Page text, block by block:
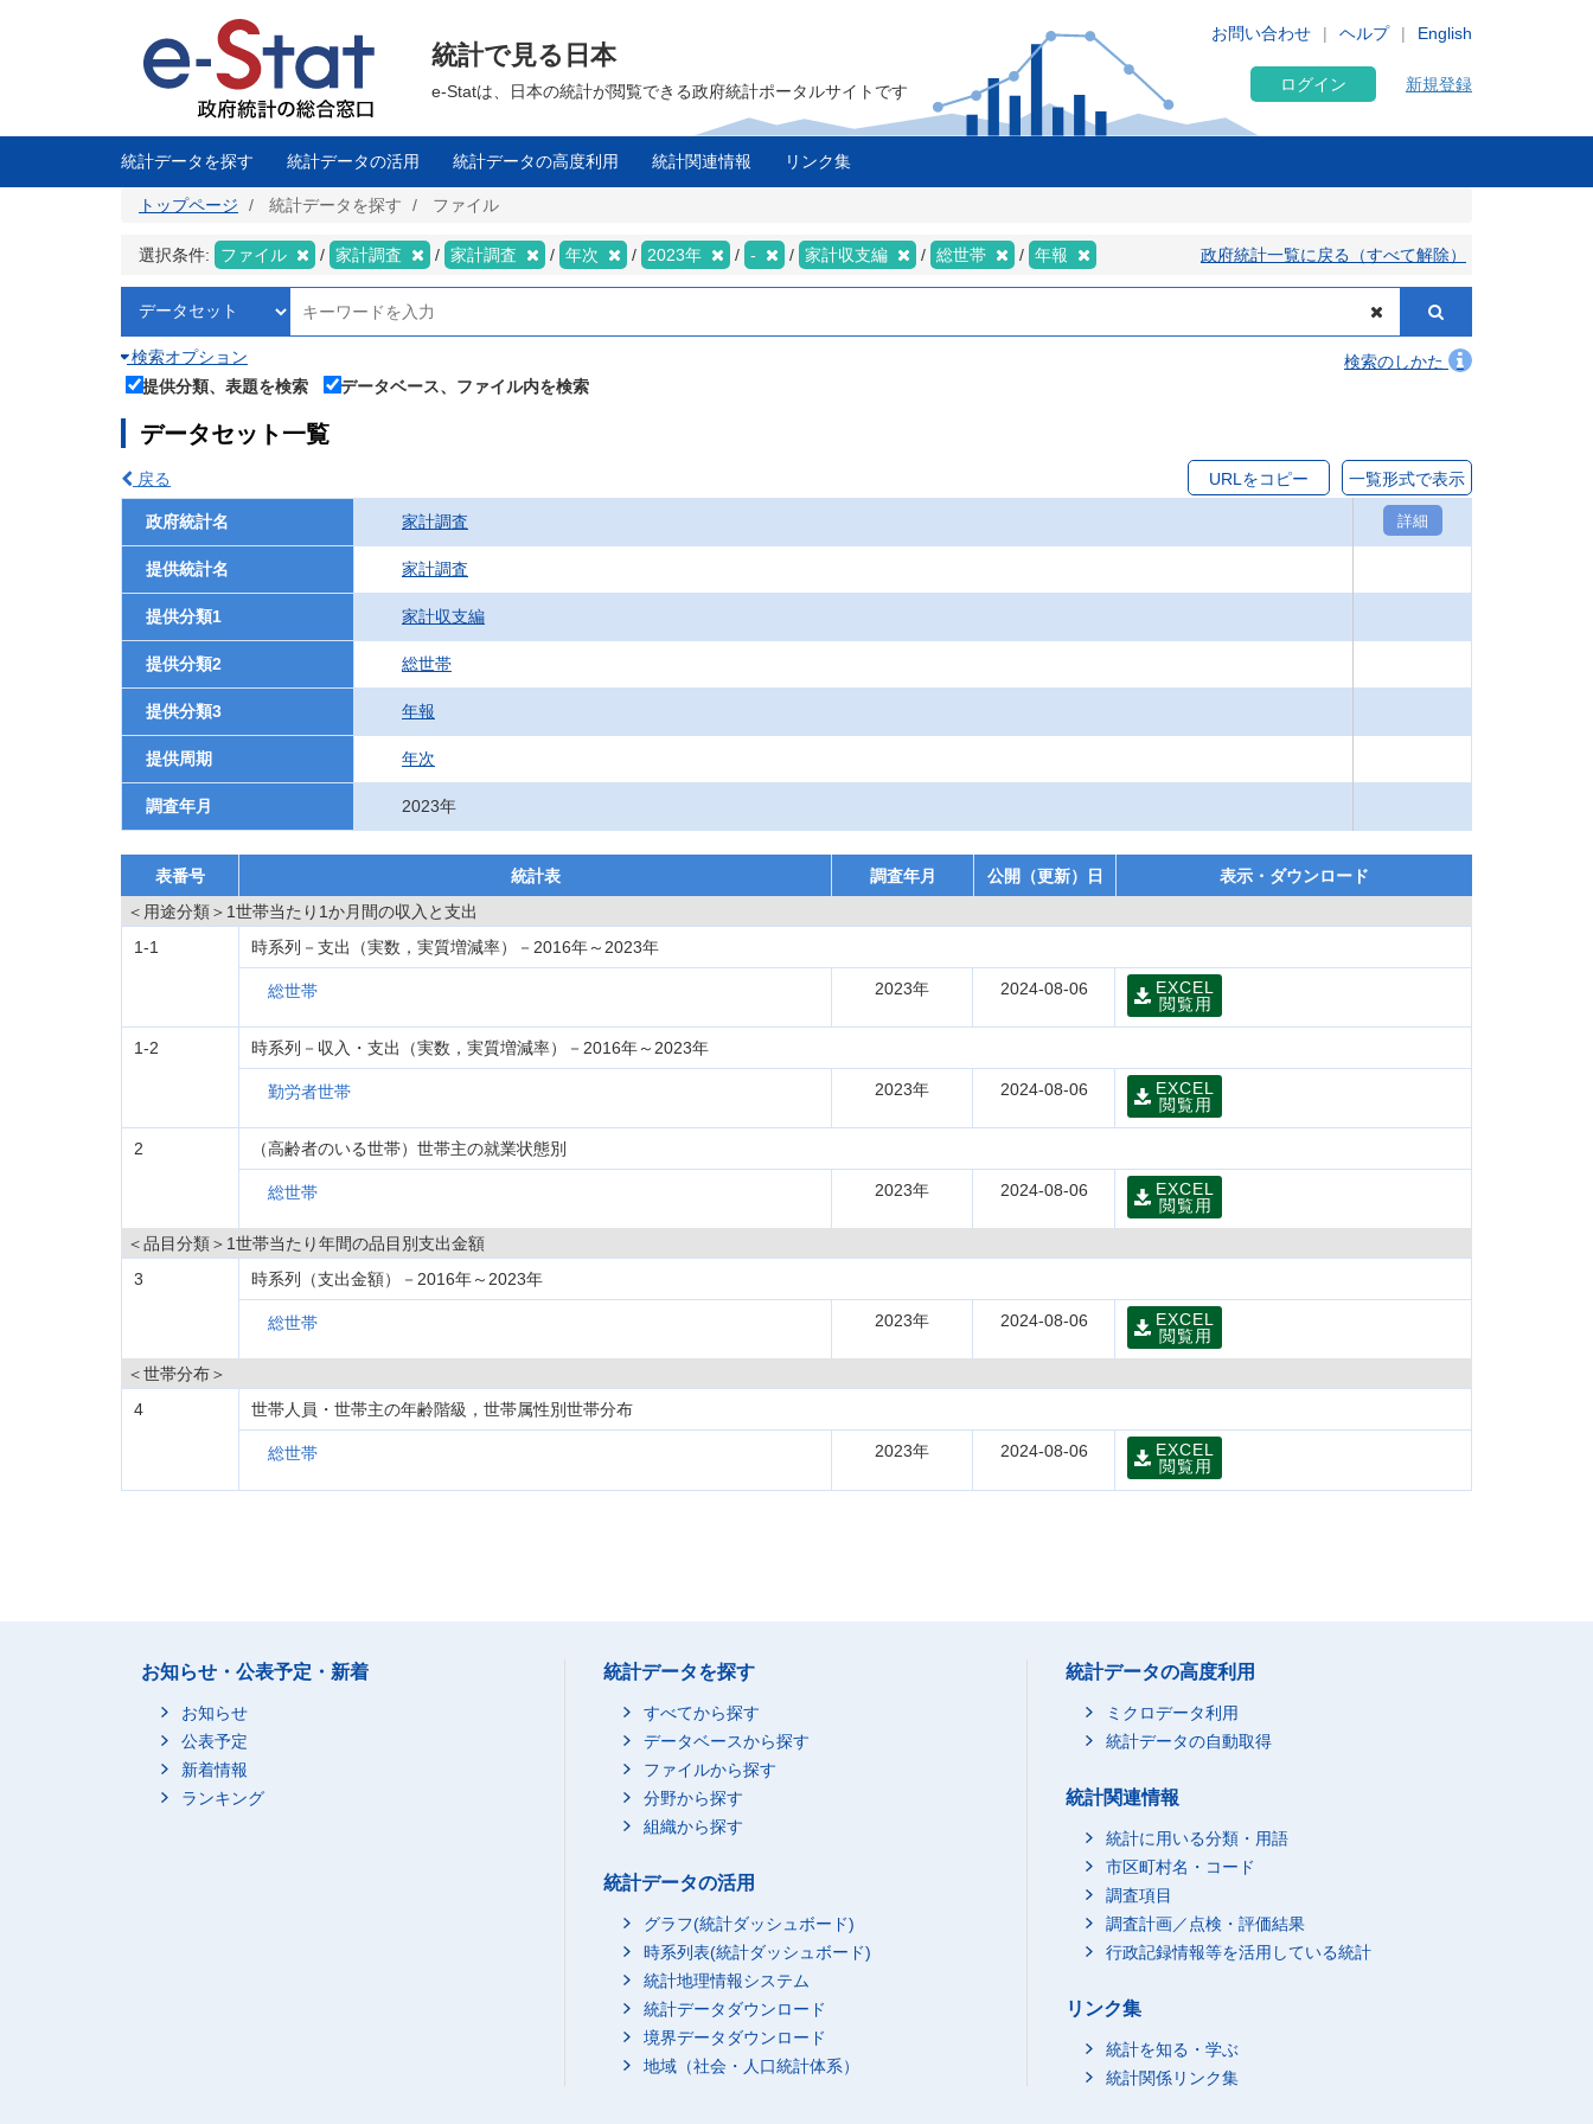
に
English
お問い合わせ ヘルプ
統計で見る日本
e-Statは、日本の統計が閲覧できる政府統計ポータルサイトです ログイン 新規登録
統計データを探す 統計データの活用 統計データの高度利用 統計関連情報 リンク集
トップページ 統計データを探す ファイル
選択条件: ファイル 家計調査 家計調査 年次 2023年 - 家計収支編 総世帯 年報 政府統計一覧に戻る（すべて解除）
検索オプション
検索のしかた
提供分類、表題を検索
データベース、ファイル内を検索
データセット一覧
戻る URLをコピー 一覧形式で表示
政府統計名 家計調査 詳細
提供統計名 家計調査
提供分類1 家計収支編
提供分類2 総世帯
提供分類3 年報
提供周期 年次
調査年月 2023年
表番号 統計表 調査年月 公開（更新）日
表示・ダウンロード
＜用途分類＞1世帯当たり1か月間の収入と支出
1-1
時系列－支出（実数，実質増減率）－2016年～2023年
総世帯 2023年 2024-08-06
EXCEL
閲覧用
1-2 時系列－収入・支出（実数，実質増減率）－2016年～2023年
勤労者世帯 2023年 2024-08-06
EXCEL
閲覧用
2 （高齢者のいる世帯）世帯主の就業状態別
総世帯 2023年 2024-08-06
EXCEL
閲覧用
＜品目分類＞1世帯当たり年間の品目別支出金額
3
時系列（支出金額）－2016年～2023年
総世帯 2023年 2024-08-06
EXCEL
閲覧用
＜世帯分布＞
4
世帯人員・世帯主の年齢階級，世帯属性別世帯分布
総世帯 2023年 2024-08-06
EXCEL
閲覧用
お知らせ・公表予定・新着
お知らせ
公表予定
新着情報
ランキング
統計データを探す
すべてから探す
データベースから探す
ファイルから探す
分野から探す
組織から探す
統計データの活用
グラフ(統計ダッシュボード)
時系列表(統計ダッシュボード)
統計地理情報システム
統計データダウンロード
境界データダウンロード
地域（社会・人口統計体系）
統計データの高度利用
ミクロデータ利用
統計データの自動取得
統計関連情報
統計に用いる分類・用語
市区町村名・コード
調査項目
調査計画／点検・評価結果
行政記録情報等を活用している統計
リンク集
統計を知る・学ぶ
統計関係リンク集